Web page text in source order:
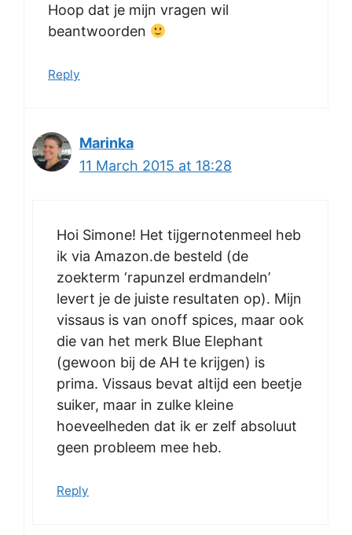
Hoop dat je mijn vragen wil
beantwoorden
Reply
Marinka
11 March 2015 at 18:28
Hoi Simone! Het tijgernotenmeel heb
ik via Amazon.de besteld (de
zoekterm ‘rapunzel erdmandeln’
levert je de juiste resultaten op). Mijn
vissaus is van onoff spices, maar ook
die van het merk Blue Elephant
(gewoon bij de AH te krijgen) is
prima. Vissaus bevat altijd een beetje
suiker, maar in zulke kleine
hoeveelheden dat ik er zelf absoluut
geen probleem mee heb.
Reply